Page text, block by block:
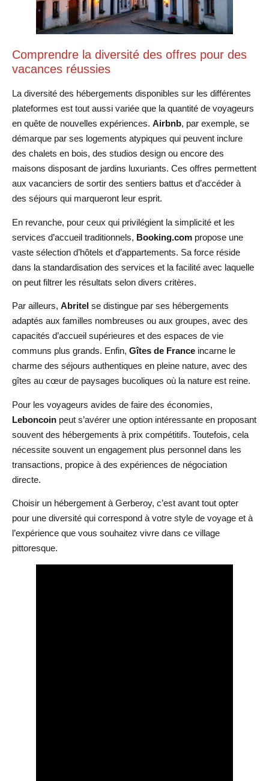
Comprendre la diversité des offres pour des
vacances réussies
La diversité des hébergements disponibles sur les différentes
plateformes est tout aussi variée que la quantité de voyageurs
en quête de nouvelles expériences. Airbnb, par exemple, se
démarque par ses logements atypiques qui peuvent inclure
des chalets en bois, des studios design ou encore des
maisons disposant de jardins luxuriants. Ces offres permettent
aux vacanciers de sortir des sentiers battus et d’accéder à
des séjours qui marqueront leur esprit.
En revanche, pour ceux qui privilégient la simplicité et les
services d’accueil traditionnels, Booking.com propose une
vaste sélection d’hôtels et d’appartements. Sa force réside
dans la standardisation des services et la facilité avec laquelle
on peut filtrer les résultats selon divers critères.
Par ailleurs, Abritel se distingue par ses hébergements
adaptés aux familles nombreuses ou aux groupes, avec des
capacités d’accueil supérieures et des espaces de vie
communs plus grands. Enfin, Gîtes de France incarne le
charme des séjours authentiques en pleine nature, avec des
gîtes au cœur de paysages bucoliques où la nature est reine.
Pour les voyageurs avides de faire des économies,
Leboncoin peut s’avérer une option intéressante en proposant
souvent des hébergements à prix compétitifs. Toutefois, cela
nécessite souvent un engagement plus personnel dans les
transactions, propice à des expériences de négociation
directe.
Choisir un hébergement à Gerberoy, c’est avant tout opter
pour une diversité qui correspond à votre style de voyage et à
l’expérience que vous souhaitez vivre dans ce village
pittoresque.